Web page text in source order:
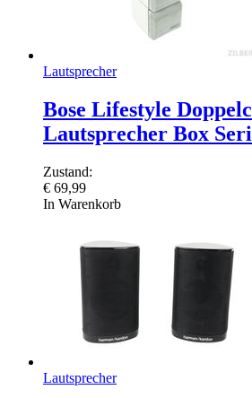
Lautsprecher
Bose Lifestyle
Lautsprecher Box
Zustand:
€ 69,99
In Warenkorb
Lautsprecher